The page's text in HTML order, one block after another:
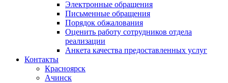
Электронные обращения
Письменные обращения
Порядок обжалования
Оценить работу сотрудников отдела
реализации
Анкета качества предоставленных услуг
Контакты
Красноярск
Ачинск